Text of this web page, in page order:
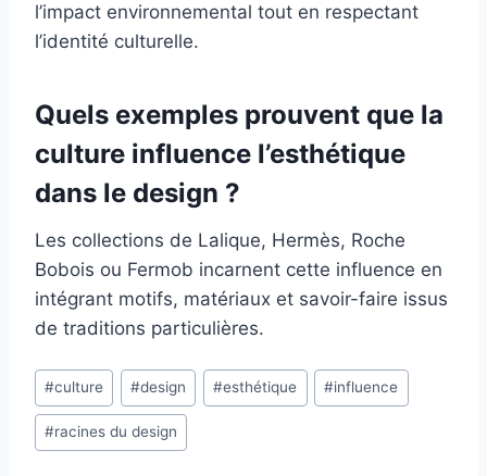
l’impact environnemental tout en respectant
l’identité culturelle.
Quels exemples prouvent que la
culture influence l’esthétique
dans le design ?
Les collections de Lalique, Hermès, Roche
Bobois ou Fermob incarnent cette influence en
intégrant motifs, matériaux et savoir-faire issus
de traditions particulières.
Étiquettes
de
la
#culture #design #esthétique #influence
#racines du design